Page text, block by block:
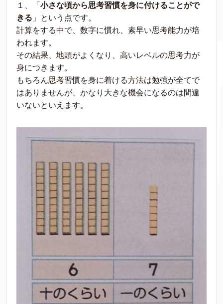
１、「 小さな頃から思考習慣を身に付けることがで
きる 」という点です。
計算をする中で、数字に慣れ、素早い思考能力が培
われます。
その結果、地頭がよくなり、高いレベルの思考力が
身につきます。
もちろん思考習慣を身に着ける方法は勉強が全てで
はありませんが、かなり大きな機会になるのは間違
いないといえます。